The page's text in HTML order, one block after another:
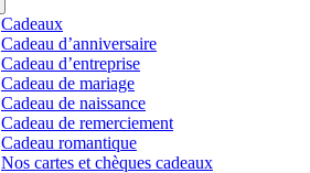
Cadeaux
Cadeau d’anniversaire
Cadeau d’entreprise
Cadeau de mariage
Cadeau de naissance
Cadeau de remerciement
Cadeau romantique
Nos cartes et chèques cadeaux